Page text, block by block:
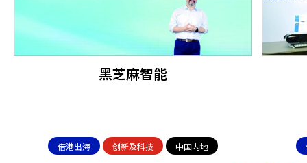
黑芝麻智能
借港出海 创新及科技 中国内地